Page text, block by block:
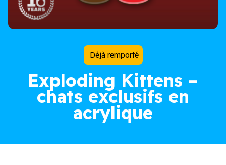
Déjà remporté
Exploding Kittens –
chats exclusifs en
acrylique